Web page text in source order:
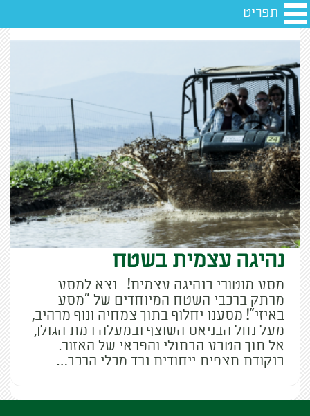
נהיגה עצמית בשטח
מסע מוטורי בנהיגה עצמית! נצא למסע
מרתק ברכבי השטח המיוחדים של "מסע
באיזי"! מסענו יחלוף בתוך צמחיה ונוף מרהיב,
מעל נחל הבניאס השוצף ובמעלה רמת הגולן,
אל תוך הטבע הבתולי והפראי של האזור.
בנקודת תצפית ייחודית נרד מכלי הרכב…
תפריט